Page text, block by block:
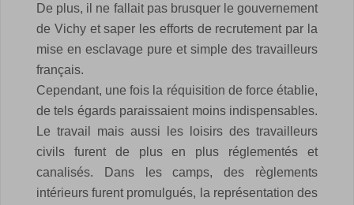
De plus, il ne fallait pas brusquer le gouvernement
de Vichy et saper les efforts de recrutement par la
mise en esclavage pure et simple des travailleurs
français.
Cependant, une fois la réquisition de force établie,
de tels égards paraissaient moins indispensables.
Le travail mais aussi les loisirs des travailleurs
civils furent de plus en plus réglementés et
canalisés.
Dans les camps, des règlements
intérieurs furent promulgués, la représentation des